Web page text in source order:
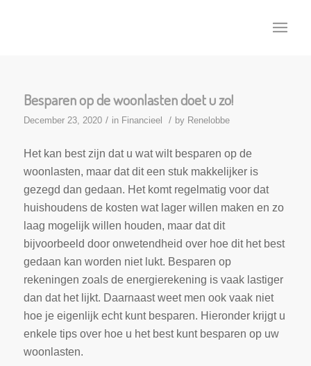
Besparen op de woonlasten doet u zo!
December 23, 2020 / in Financieel / by Renelobbe
Het kan best zijn dat u wat wilt besparen op de
woonlasten, maar dat dit een stuk makkelijker is
gezegd dan gedaan. Het komt regelmatig voor dat
huishoudens de kosten wat lager willen maken en zo
laag mogelijk willen houden, maar dat dit
bijvoorbeeld door onwetendheid over hoe dit het best
gedaan kan worden niet lukt. Besparen op
rekeningen zoals de energierekening is vaak lastiger
dan dat het lijkt. Daarnaast weet men ook vaak niet
hoe je eigenlijk echt kunt besparen. Hieronder krijgt u
enkele tips over hoe u het best kunt besparen op uw
woonlasten.